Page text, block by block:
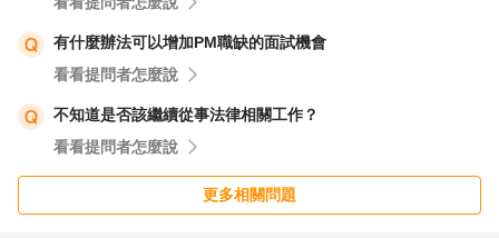
有什麼辦法可以增加PM職缺的面試機會
看看提問者怎麼說
不知道是否該繼續從事法律相關工作？
看看提問者怎麼說
更多相關問題